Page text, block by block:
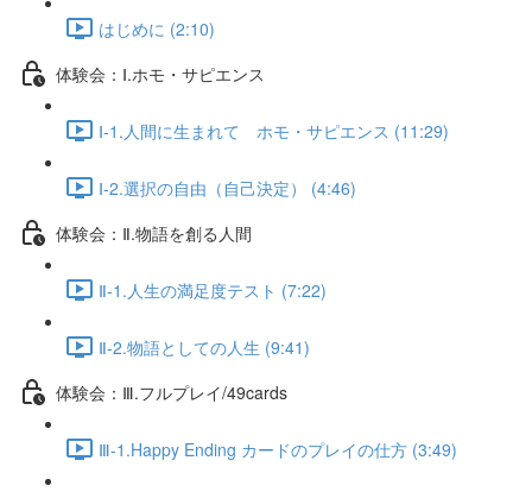
はじめに (2:10)
体験会：Ⅰ.ホモ・サピエンス
Ⅰ-1.人間に生まれて ホモ・サピエンス (11:29)
Ⅰ-2.選択の自由（自己決定） (4:46)
体験会：Ⅱ.物語を創る人間
Ⅱ-1.人生の満足度テスト (7:22)
Ⅱ-2.物語としての人生 (9:41)
体験会：Ⅲ.フルプレイ/49cards
Ⅲ-1.Happy Ending カードのプレイの仕方 (3:49)